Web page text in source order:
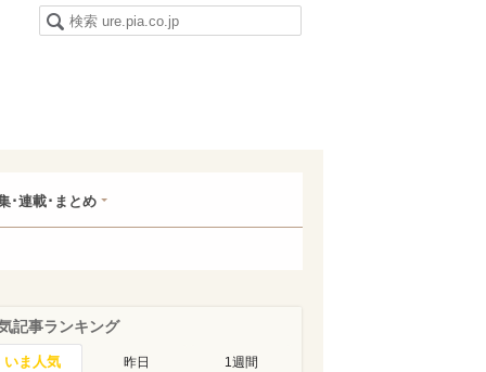
･連載･まとめ
記事ランキング
いま人気 昨日 1週間